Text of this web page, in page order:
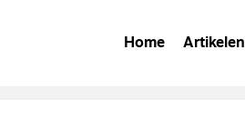
Home Artikelen